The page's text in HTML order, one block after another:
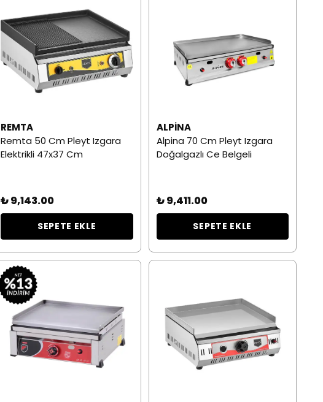
REMTA
Remta 50 Cm Pleyt Izgara
Elektrikli 47x37 Cm
₺ 9,143.00
SEPETE EKLE
ALPINA
Alpina 70 Cm Pleyt Izgara
Doğalgazlı Ce Belgeli
₺ 9,411.00
SEPETE EKLE